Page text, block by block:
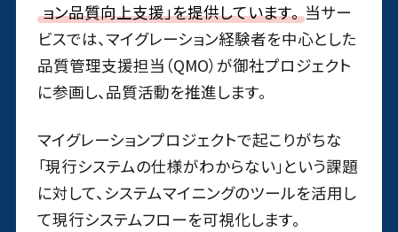
ョン品質向上支援」を提供しています。 当サー
ビスでは、マイグレーション経験者を中心とした
品質管理支援担当（QMO）が御社プロジェクト
に参画し、品質活動を推進します。
マイグレーションプロジェクトで起こりがちな
「現行システムの仕様がわからない」という課題
に対して、システムマイニングのツールを活用し
て現行システムフローを可視化します。